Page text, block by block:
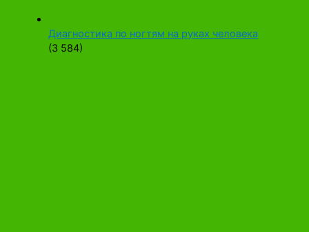
Диагностика по ногтям на руках человека
(3 584)